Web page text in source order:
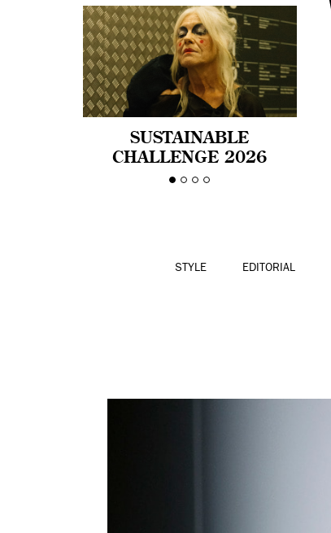
SUSTAINABLE
CHALLENGE 2026
CELEBRA LA
STYLE EDITORIAL